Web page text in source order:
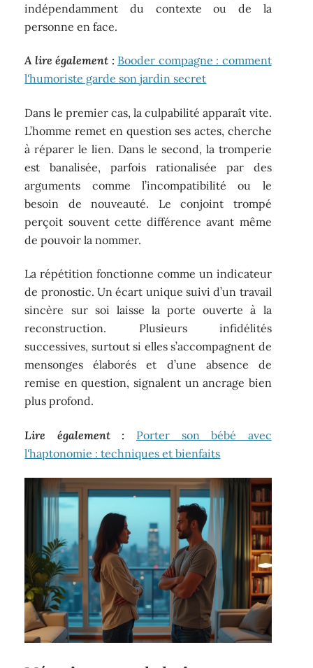
indépendamment du contexte ou de la
personne en face.
A lire également : Booder compagne : comment
l'humoriste garde son jardin secret
Dans le premier cas, la culpabilité apparaît vite.
L’homme remet en question ses actes, cherche
à réparer le lien. Dans le second, la tromperie
est banalisée, parfois rationalisée par des
arguments comme l’incompatibilité ou le
besoin de nouveauté. Le conjoint trompé
perçoit souvent cette différence avant même
de pouvoir la nommer.
La répétition fonctionne comme un indicateur
de pronostic. Un écart unique suivi d’un travail
sincère sur soi laisse la porte ouverte à la
reconstruction. Plusieurs infidélités
successives, surtout si elles s’accompagnent de
mensonges élaborés et d’une absence de
remise en question, signalent un ancrage bien
plus profond.
Lire également :
Porter son bébé avec
l'haptonomie : techniques et bienfaits